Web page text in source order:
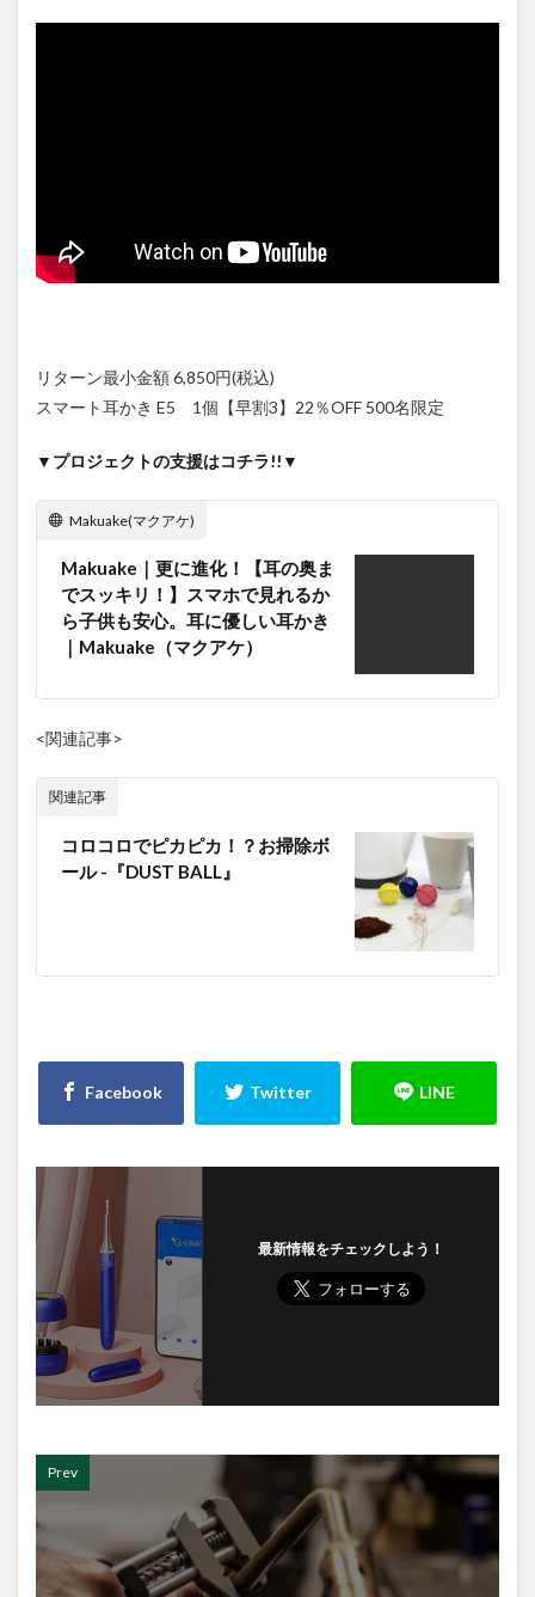
リターン最小金額 6,850円(税込)
スマート耳かき E5 1個【早割3】22％OFF 500名限定
▼プロジェクトの支援はコチラ!!▼
Makuake(マクアケ)
Makuake｜更に進化！【耳の奥ま
でスッキリ！】スマホで見れるか
ら子供も安心。耳に優しい耳かき
｜Makuake（マクアケ）
<関連記事>
関連記事
コロコロでピカピカ！？お掃除ボ
ール -『DUST BALL』
最新情報をチェックしよう！
Prev